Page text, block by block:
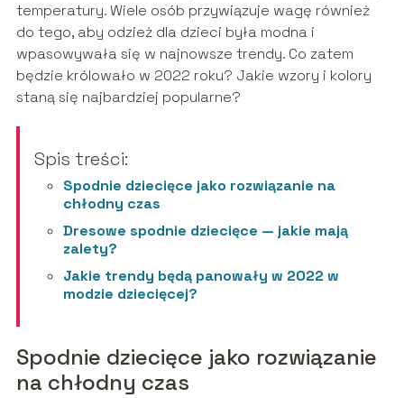
temperatury. Wiele osób przywiązuje wagę również
do tego, aby odzież dla dzieci była modna i
wpasowywała się w najnowsze trendy. Co zatem
będzie królowało w 2022 roku? Jakie wzory i kolory
staną się najbardziej popularne?
Spis treści:
Spodnie dziecięce jako rozwiązanie na
chłodny czas
Dresowe spodnie dziecięce — jakie mają
zalety?
Jakie trendy będą panowały w 2022 w
modzie dziecięcej?
Spodnie dziecięce jako rozwiązanie
na chłodny czas